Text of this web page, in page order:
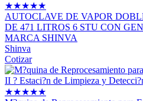
★★★★★
AUTOCLAVE DE VAPOR
DE 471 LITROS 6 STU CON
MARCA SHINVA
Shinva
Cotizar
★★★★★